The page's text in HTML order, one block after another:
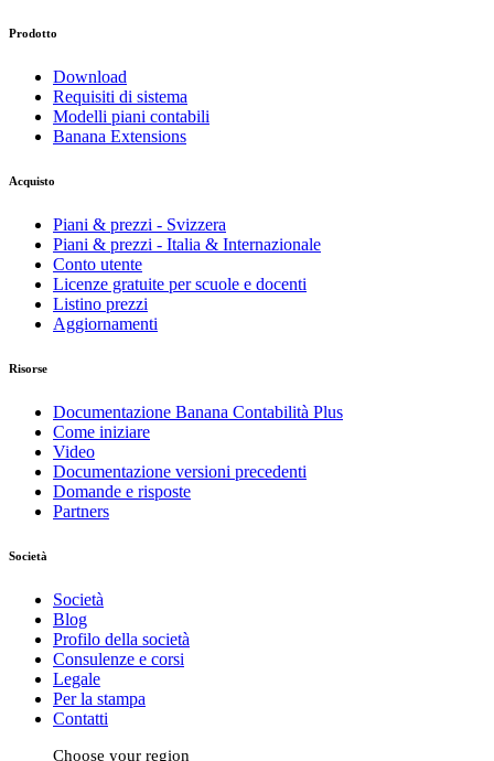
Prodotto
Download
Requisiti di sistema
Modelli piani contabili
Banana Extensions
Acquisto
Piani & prezzi - Svizzera
Piani & prezzi - Italia & Internazionale
Conto utente
Licenze gratuite per scuole e docenti
Listino prezzi
Aggiornamenti
Risorse
Documentazione Banana Contabilità Plus
Come iniziare
Video
Documentazione versioni precedenti
Domande e risposte
Partners
Società
Società
Blog
Profilo della società
Consulenze e corsi
Legale
Per la stampa
Contatti
Choose your region